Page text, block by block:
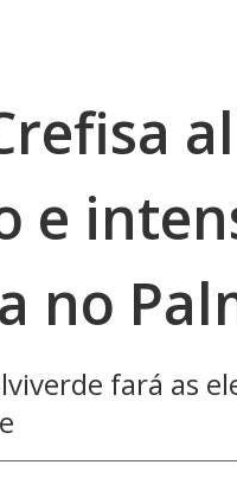
e
no
fará as